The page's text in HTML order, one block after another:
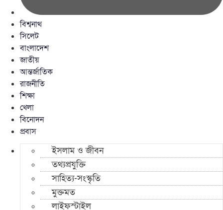
বিশ্বনাথ
সিলেট
বাংলাদেশ
জাতীয়
আন্তর্জাতিক
রাজনীতি
শিক্ষা
খেলা
বিনোদন
প্রবাস
ইসলাম ও জীবন
তথ্যপ্রযুক্তি
সাহিত্য-সংস্কৃতি
মুক্তমত
লাইফস্টাইল